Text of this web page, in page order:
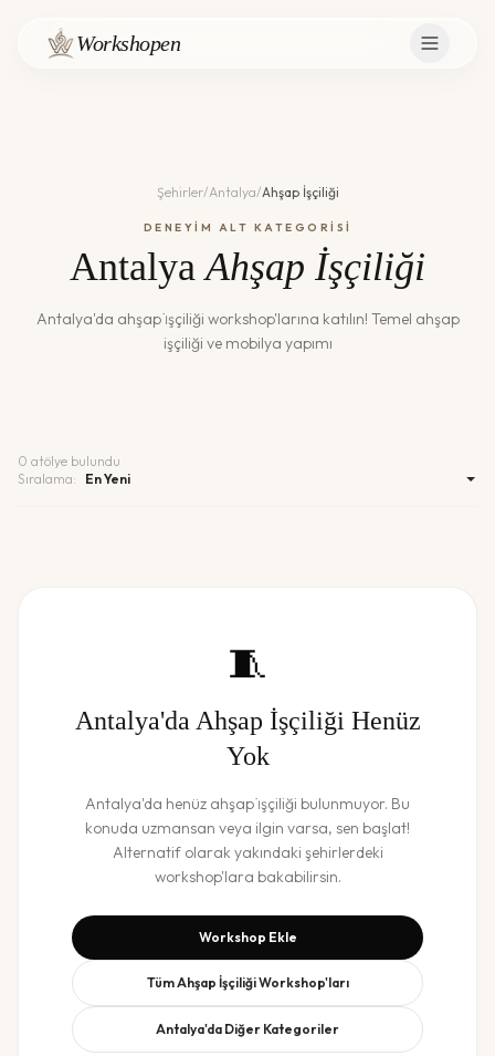
Workshopen
Şehirler/Antalya/Ahşap İşçiliği
DENEYİM ALT KATEGORİSİ
Antalya Ahşap İşçiliği
Antalya'da ahşap i̇şçiliği workshop'larına katılın! Temel ahşap
işçiliği ve mobilya yapımı
0 atölye bulundu
Sıralama:
🧵
Antalya'da Ahşap İşçiliği Henüz
Yok
Antalya'da henüz ahşap i̇şçiliği bulunmuyor. Bu
konuda uzmansan veya ilgin varsa, sen başlat!
Alternatif olarak yakındaki şehirlerdeki
workshop'lara bakabilirsin.
Workshop Ekle
TümAhşap İşçiliğiWorkshop'ları
Antalya'da Diğer Kategoriler